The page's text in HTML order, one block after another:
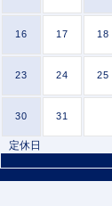
16 17 18
23 24 25
30 31
定休日